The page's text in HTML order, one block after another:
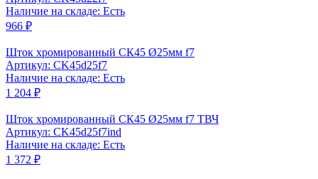
Наличие на складе: Есть
966 ₽
Шток хромированный СК45 Ø25мм f7
Артикул: CK45d25f7
Наличие на складе: Есть
1 204 ₽
Шток хромированный СК45 Ø25мм f7 ТВЧ
Артикул: CK45d25f7ind
Наличие на складе: Есть
1 372 ₽